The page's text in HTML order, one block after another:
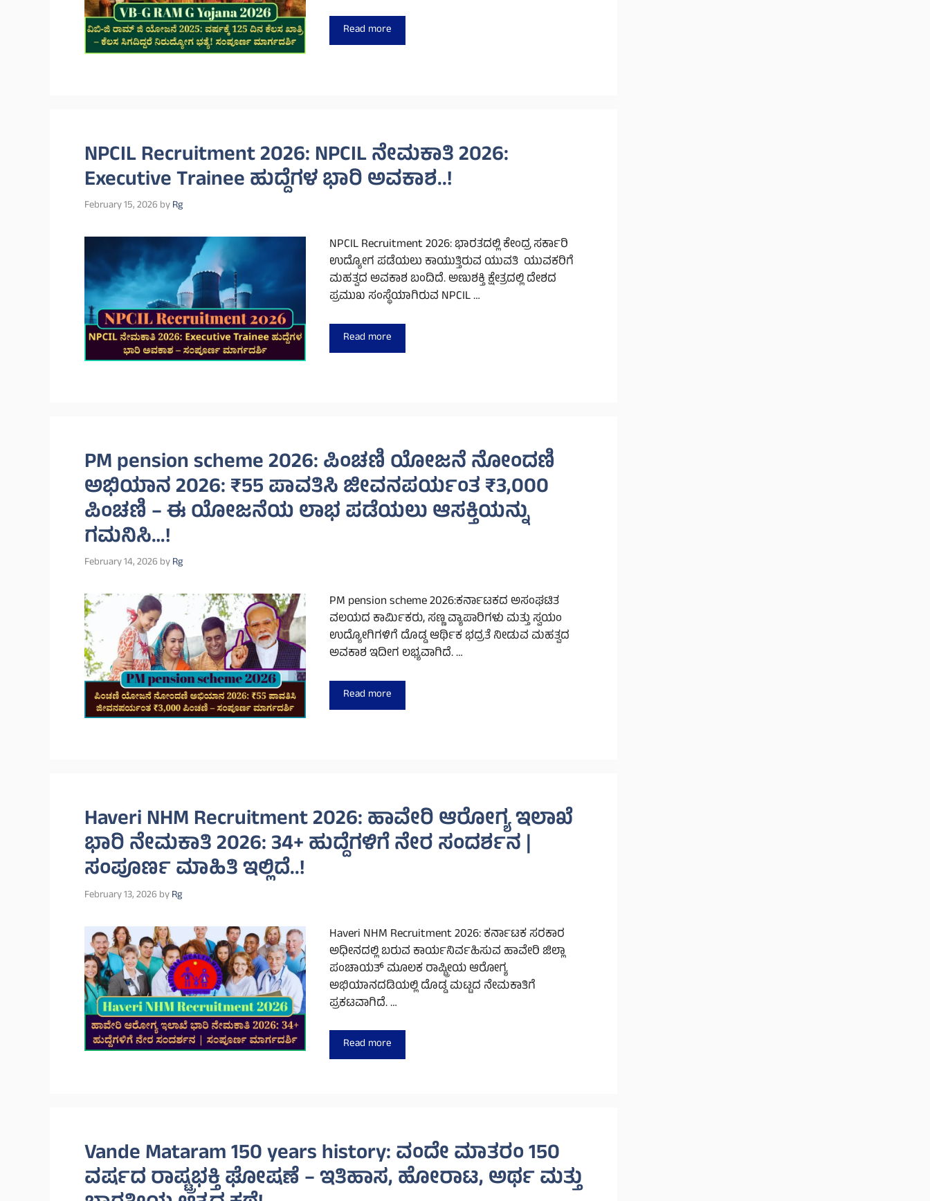
Read more
NPCIL Recruitment 2026: NPCIL ನೇಮಕಾತಿ 2026:
Executive Trainee ಹುದ್ದೆಗಳ ಭಾರಿ ಅವಕಾಶ..!
February 15, 2026 byRg
NPCIL Recruitment 2026: ಭಾರತದಲ್ಲಿ ಕೇಂದ್ರ ಸರ್ಕಾರಿ
ಉದ್ಯೋಗ ಪಡೆಯಲು ಕಾಯುತ್ತಿರುವ ಯುವತಿ ಯುವಕರಿಗೆ
ಮಹತ್ವದ ಅವಕಾಶ ಬಂದಿದೆ. ಅಣುಶಕ್ತಿ ಕ್ಷೇತ್ರದಲ್ಲಿ ದೇಶದ
ಪ್ರಮುಖ ಸಂಸ್ಥೆಯಾಗಿರುವ NPCIL …
Read more
PM pension scheme 2026: ಪಿಂಚಣಿ ಯೋಜನೆ ನೋಂದಣಿ
ಅಭಿಯಾನ 2026: ₹55 ಪಾವತಿಸಿ ಜೀವನಪರ್ಯಂತ ₹3,000
ಪಿಂಚಣಿ – ಈ ಯೋಜನೆಯ ಲಾಭ ಪಡೆಯಲು ಆಸಕ್ತಿಯನ್ನು
ಗಮನಿಸಿ…!
February 14, 2026 byRg
PM pension scheme 2026:ಕರ್ನಾಟಕದ ಅಸಂಘಟಿತ
ವಲಯದ ಕಾರ್ಮಿಕರು, ಸಣ್ಣ ವ್ಯಾಪಾರಿಗಳು ಮತ್ತು ಸ್ವಯಂ
ಉದ್ಯೋಗಿಗಳಿಗೆ ದೊಡ್ಡ ಆರ್ಥಿಕ ಭದ್ರತೆ ನೀಡುವ ಮಹತ್ವದ
ಅವಕಾಶ ಇದೀಗ ಲಭ್ಯವಾಗಿದೆ. …
Read more
Haveri NHM Recruitment 2026: ಹಾವೇರಿ ಆರೋಗ್ಯ ಇಲಾಖೆ
ಭಾರಿ ನೇಮಕಾತಿ 2026: 34+ ಹುದ್ದೆಗಳಿಗೆ ನೇರ ಸಂದರ್ಶನ |
ಸಂಪೂರ್ಣ ಮಾಹಿತಿ ಇಲ್ಲಿದೆ..!
February 13, 2026 byRg
Haveri NHM Recruitment 2026: ಕರ್ನಾಟಕ ಸರಕಾರ
ಅಧೀನದಲ್ಲಿ ಬರುವ ಕಾರ್ಯನಿರ್ವಹಿಸುವ ಹಾವೇರಿ ಜಿಲ್ಲಾ
ಪಂಚಾಯತ್ ಮೂಲಕ ರಾಷ್ಟ್ರೀಯ ಆರೋಗ್ಯ
ಅಭಿಯಾನದಡಿಯಲ್ಲಿ ದೊಡ್ಡ ಮಟ್ಟದ ನೇಮಕಾತಿಗೆ
ಪ್ರಕಟವಾಗಿದೆ. …
Read more
Vande Mataram 150 years history: ವಂದೇ ಮಾತರಂ 150
ವರ್ಷದ ರಾಷ್ಟ್ರಭಕ್ತಿ ಘೋಷಣೆ – ಇತಿಹಾಸ, ಹೋರಾಟ, ಅರ್ಥ ಮತ್ತು